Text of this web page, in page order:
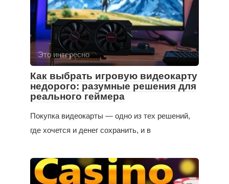
Это интересно
Как выбрать игровую видеокарту
недорого: разумные решения для
реального геймера
Покупка видеокарты — одно из тех решений,
где хочется и денег сохранить, и в